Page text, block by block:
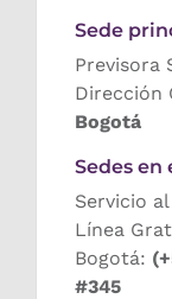
Sede
Previsora
Dirección
Bogotá
Sedes en
Servicio
Línea
Bogotá:
#345